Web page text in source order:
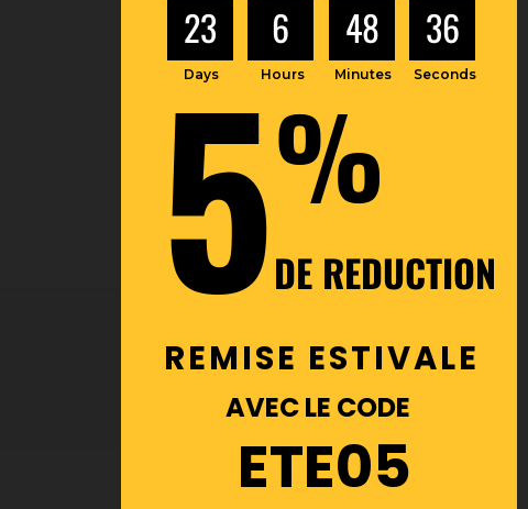
5%
DE REDUCTION
REMISE ESTIVALE
AVEC LE CODE
ETE05
23 6 48 35
Days Hours Minutes Seconds